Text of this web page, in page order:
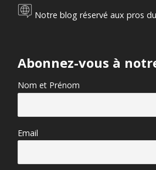
Notre blog réservé aux pros
Abonnez-vous à
Nom et Prénom
Email